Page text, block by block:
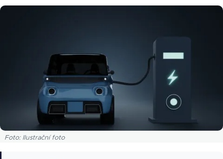
Foto: Ilustrační foto